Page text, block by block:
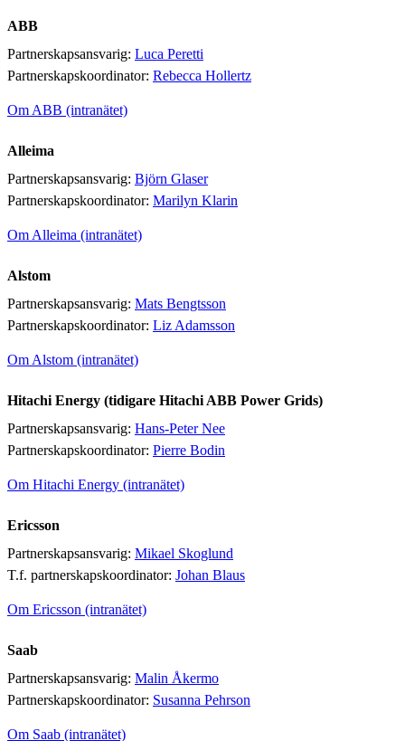
ABB
Partnerskapsansvarig: Luca Peretti
Partnerskapskoordinator: Rebecca Hollertz
Om ABB (intranätet)
Alleima
Partnerskapsansvarig: Björn Glaser
Partnerskapskoordinator: Marilyn Klarin
Om Alleima (intranätet)
Alstom
Partnerskapsansvarig: Mats Bengtsson
Partnerskapskoordinator: Liz Adamsson
Om Alstom (intranätet)
Hitachi Energy (tidigare Hitachi ABB Power Grids)
Partnerskapsansvarig: Hans-Peter Nee
Partnerskapskoordinator: Pierre Bodin
Om Hitachi Energy (intranätet)
Ericsson
Partnerskapsansvarig: Mikael Skoglund
T.f. partnerskapskoordinator: Johan Blaus
Om Ericsson (intranätet)
Saab
Partnerskapsansvarig: Malin Åkermo
Partnerskapskoordinator: Susanna Pehrson
Om Saab (intranätet)